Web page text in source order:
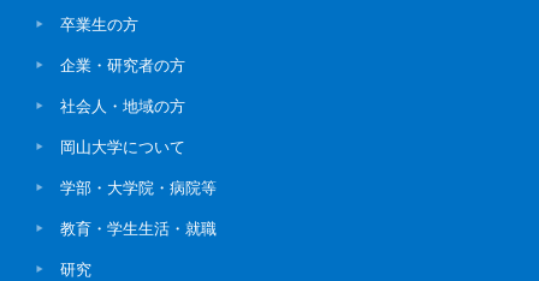
卒業生の方
企業・研究者の方
社会人・地域の方
岡山大学について
学部・大学院・病院等
教育・学生生活・就職
研究